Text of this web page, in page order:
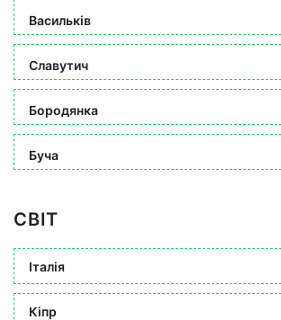
Васильків
Славутич
Бородянка
Буча
СВІТ
Італія
Кіпр